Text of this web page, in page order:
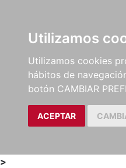
Utilizamos
Utilizamos cookies
hábitos de
botón CAMBIAR
ACEPTAR
LIBROS
MÉTODOS Y
EJERCICIOS
>